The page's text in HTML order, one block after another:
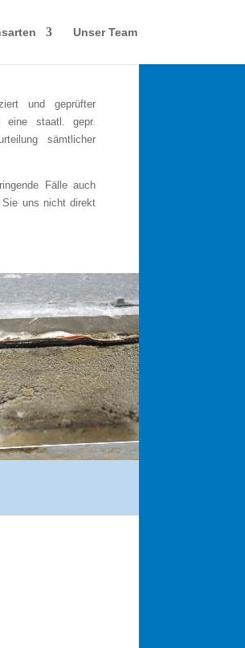
Unser Team
und geprüfter
eine staatl. gepr.
sämtlicher
Fälle auch
uns nicht direkt